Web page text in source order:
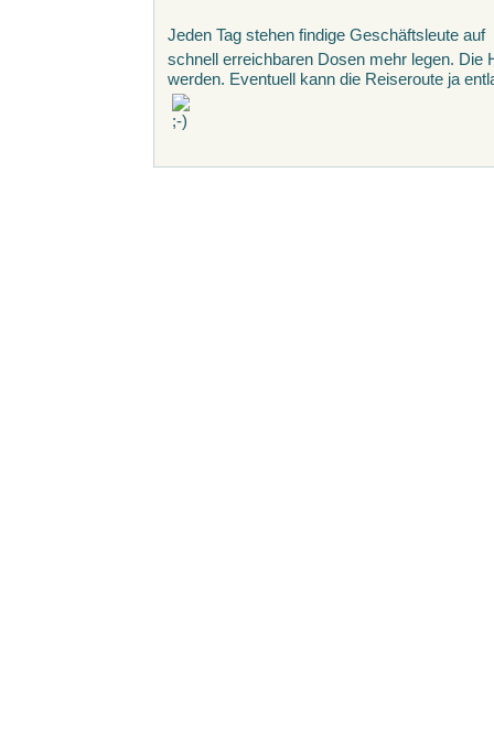
Jeden Tag stehen findige Geschäftsleute auf
schnell erreichbaren Dosen mehr legen. Die
werden. Eventuell kann die Reiseroute ja